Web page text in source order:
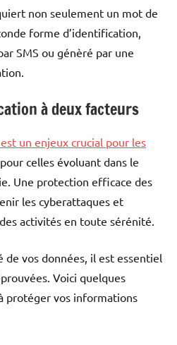
non seulement un mot de
forme d’identification,
SMS ou génèré par une
à deux facteurs
un enjeux crucial pour les
celles évoluant dans le
Une protection efficace des
les cyberattaques et
activités en toute sérénité.
vos données, il est essentiel
Voici quelques
protéger vos informations